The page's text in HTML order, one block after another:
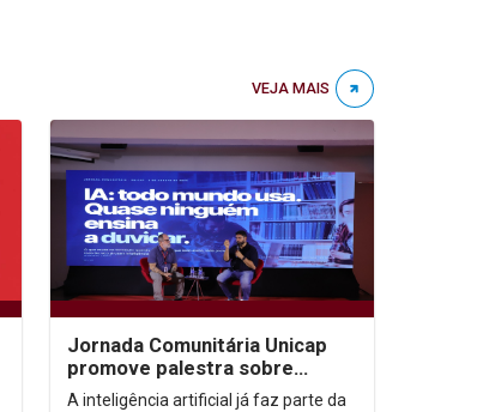
VEJA MAIS
Jornada Comunitária Unicap
promove palestra sobre
aprendizagem com uso de IA
A inteligência artificial já faz parte da